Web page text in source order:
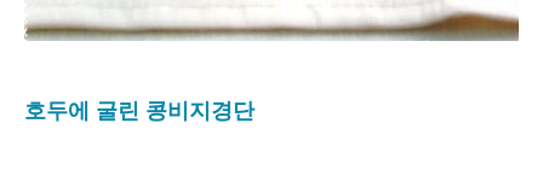
호두에 굴린 콩비지경단